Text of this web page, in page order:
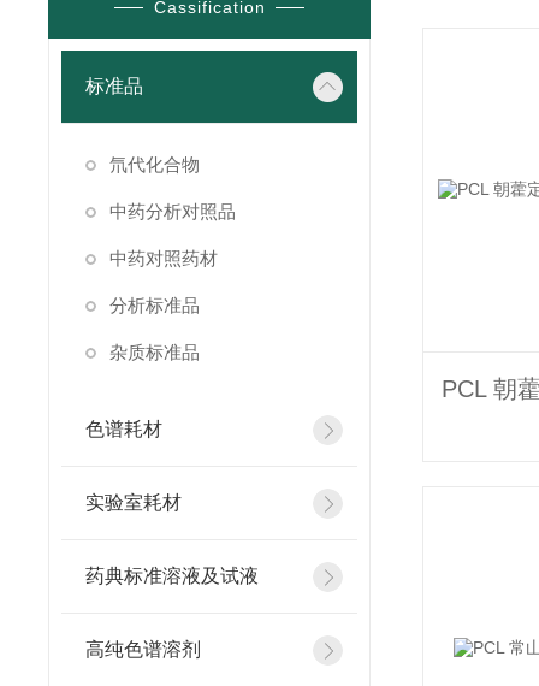
Cassification
标准品
氘代化合物
中药分析对照品
中药对照药材
分析标准品
杂质标准品
色谱耗材
实验室耗材
药典标准溶液及试液
高纯色谱溶剂